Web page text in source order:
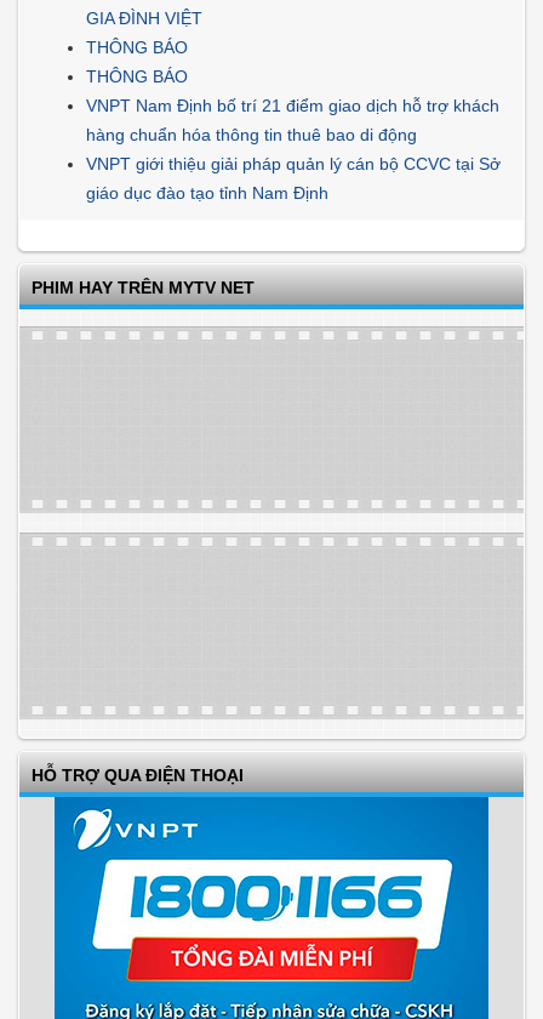
GIA ĐÌNH VIỆT
THÔNG BÁO
THÔNG BÁO
VNPT Nam Định bố trí 21 điểm giao dịch hỗ trợ khách
hàng chuẩn hóa thông tin thuê bao di động
VNPT giới thiệu giải pháp quản lý cán bộ CCVC tại Sở
giáo dục đào tạo tỉnh Nam Định
PHIM HAY TRÊN MYTV NET
HỖ TRỢ QUA ĐIỆN THOẠI